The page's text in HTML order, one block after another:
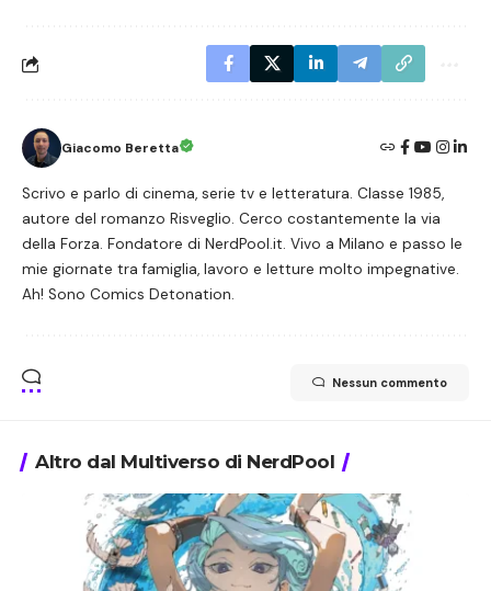
Giacomo Beretta
Scrivo e parlo di cinema, serie tv e letteratura. Classe 1985,
autore del romanzo Risveglio. Cerco costantemente la via
della Forza. Fondatore di NerdPool.it. Vivo a Milano e passo le
mie giornate tra famiglia, lavoro e letture molto impegnative.
Ah! Sono Comics Detonation.
Nessun commento
Altro dal Multiverso di NerdPool